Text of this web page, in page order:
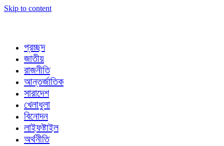
Skip to content
প্রচ্ছদ
জাতীয়
রাজনীতি
আন্তর্জাতিক
সারাদেশ
খেলাধুলা
বিনোদন
লাইফষ্টাইল
অর্থনীতি